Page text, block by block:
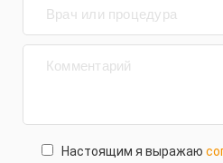
Настоящим я выражаю